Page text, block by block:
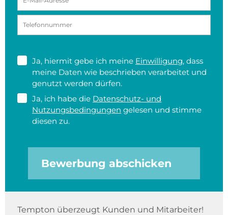
Ja, hiermit gebe ich meine Einwilligung, dass
meine Daten wie beschrieben verarbeitet und
genutzt werden dürfen.
Ja, ich habe die Datenschutz- und
Nutzungsbedingungen gelesen und stimme
diesen zu.
Bewerbung abschicken
Tempton überzeugt Kunden und Mitarbeiter!